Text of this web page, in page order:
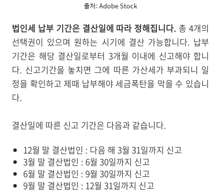
출처: Adobe Stock
법인세 납부 기간은 결산일에 따라 정해집니다. 총 4개의
선택권이 있으며 원하는 시기에 결산 가능합니다. 납부
기간은 해당 결산일로부터 3개월 이내에 신고해야 합니
다. 신고기간을 놓치면 그에 따른 가산세가 부과되니 일
정을 확인하고 제때 납부해야 세금폭탄을 막을 수 있습니
다.
결산일에 따른 신고 기간은 다음과 같습니다.
12월 말 결산법인 : 다음 해 3월 31일까지 신고
3월 말 결산법인 : 6월 30일까지 신고
6월 말 결산법인 : 9월 30일까지 신고
9월 말 결산법인 : 12월 31일까지 신고